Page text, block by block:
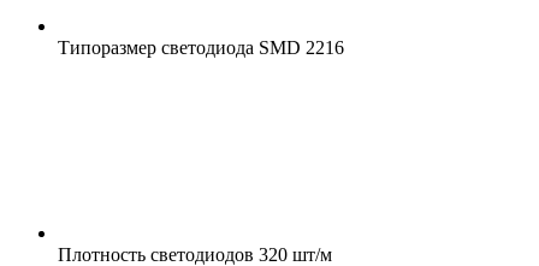
Типоразмер светодиода SMD 2216
Плотность светодиодов 320 шт/м